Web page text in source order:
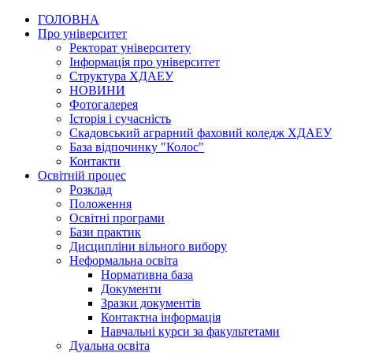
ГОЛОВНА
Про університет
Ректорат університету
Інформація про університет
Структура ХДАЕУ
НОВИНИ
Фотогалерея
Історія і сучасність
Скадовський аграрний фаховий коледж ХДАЕУ
База відпочинку "Колос"
Контакти
Освітній процес
Розклад
Положення
Освітні програми
Бази практик
Дисципліни вільного вибору
Неформальна освіта
Нормативна база
Документи
Зразки документів
Контактна інформація
Навчальні курси за факультетами
Дуальна освіта